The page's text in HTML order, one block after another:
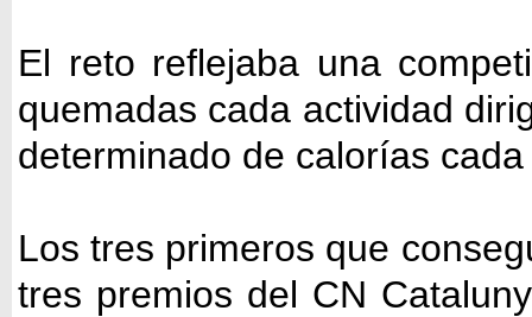
El reto reflejaba una
quemadas cada actividad
determinado de calorías
Los tres primeros que
tres premios del CN